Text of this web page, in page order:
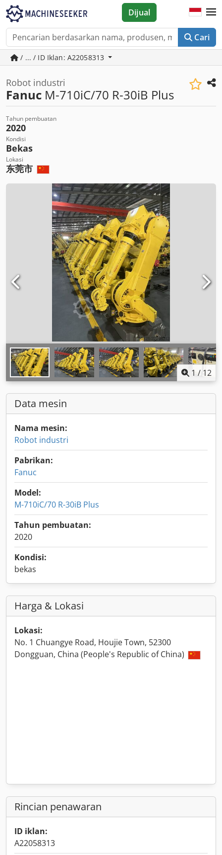
Cari
Dijual
/ ... / ID Iklan: A22058313
Robot industri
Fanuc M-710iC/70 R-30iB Plus
Tahun pembuatan
2020
Kondisi
Bekas
Lokasi
东莞市
1 / 12
Data mesin
Nama mesin:
Robot industri
Pabrikan:
Fanuc
Model:
M-710iC/70 R-30iB Plus
Tahun pembuatan:
2020
Kondisi:
bekas
Harga & Lokasi
Lokasi:
No. 1 Chuangye Road, Houjie Town, 52300
Dongguan, China (People's Republic of China)
Rincian penawaran
ID iklan:
A22058313